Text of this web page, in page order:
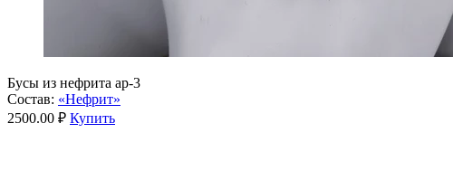
Бусы из нефрита ар-3
Состав: «Нефрит»
2500.00 ₽ Купить